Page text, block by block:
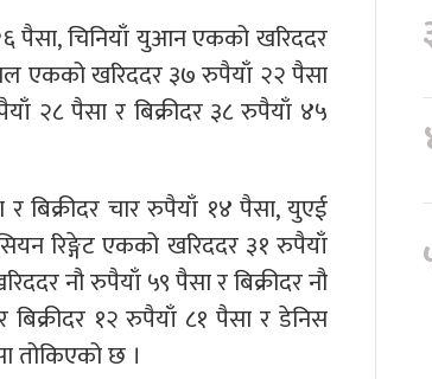
पैसा, चिनियाँ युआन एकको खरिददर
एकको खरिददर ३७ रुपैयाँ २२ पैसा
२८ पैसा र बिक्रीदर ३८ रुपैयाँ ४५
बिक्रीदर चार रुपैयाँ १४ पैसा, युएई
रिङ्गेट एकको खरिददर ३१ रुपैयाँ
नौ रुपैयाँ ५९ पैसा र बिक्रीदर नौ
१२ रुपैयाँ ८१ पैसा र डेनिस
तोकिएको छ ।